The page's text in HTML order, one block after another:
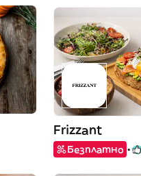
Frizzant
Безплатно